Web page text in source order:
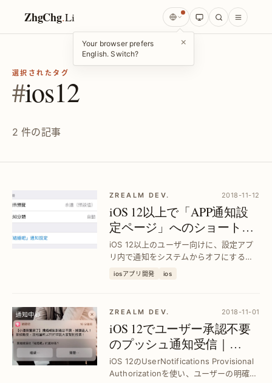
ZhgChg.Li
Your browser prefers
English. Switch?
×
選択されたタグ
#ios12
2 件の記事
ZREALM DEV. 2018-11-12
iOS 12以上で「APP通知設
定ページ」へのショートカ
ットを設定アプリに追加｜
Swift活用法
iOS 12以上のユーザー向けに、設定アプ
リ内で通知をシステムからオフにする以
外の選択肢を提供。Swiftで簡単に「APP
iosアプリ開発 ios
ZREALM DEV. 2018-11-01
iOS 12でユーザー承認不要
のプッシュ通知受信｜
UserNotifications Provisional
Authorization活用法
iOS 12のUserNotifications Provisional
Authorizationを使い、ユーザーの明確な